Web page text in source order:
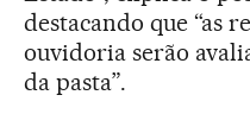
destacando que “as
ouvidoria serão
da pasta”.